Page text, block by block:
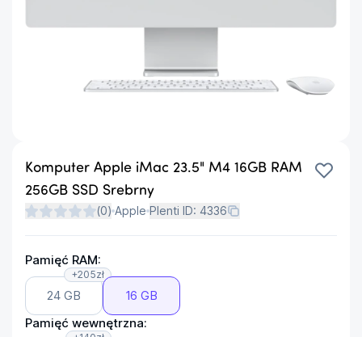
Komputer Apple iMac 23.5" M4 16GB RAM
256GB SSD Srebrny
(0) Apple Plenti ID: 4336
Pamięć RAM:
+205zł
24 GB
16 GB
Pamięć wewnętrzna: